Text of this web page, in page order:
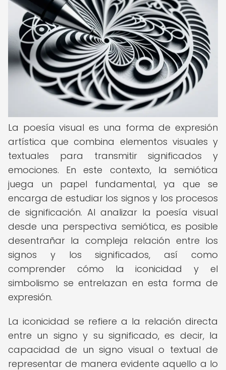
La poesía visual es una forma de expresión
artística que combina elementos visuales y
textuales para transmitir significados y
emociones. En este contexto, la semiótica
juega un papel fundamental, ya que se
encarga de estudiar los signos y los procesos
de significación. Al analizar la poesía visual
desde una perspectiva semiótica, es posible
desentrañar la compleja relación entre los
signos y los significados, así como
comprender cómo la iconicidad y el
simbolismo se entrelazan en esta forma de
expresión.
La iconicidad se refiere a la relación directa
entre un signo y su significado, es decir, la
capacidad de un signo visual o textual de
representar de manera evidente aquello a lo